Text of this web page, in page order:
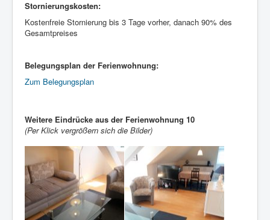
Stornierungskosten:
Kostenfreie Stornierung bis 3 Tage vorher, danach 90% des
Gesamtpreises
Belegungsplan der Ferienwohnung:
Zum Belegungsplan
Weitere Eindrücke aus der Ferienwohnung 10
(Per Klick vergrößern sich die Bilder)